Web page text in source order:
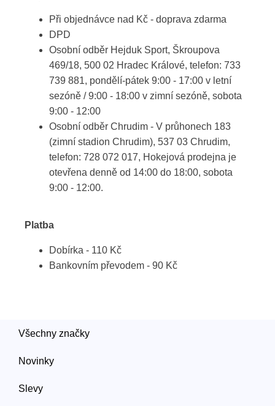
Při objednávce nad Kč - doprava zdarma
DPD
Osobní odběr Hejduk Sport, Škroupova
469/18, 500 02 Hradec Králové, telefon: 733
739 881, pondělí-pátek 9:00 - 17:00 v letní
sezóně / 9:00 - 18:00 v zimní sezóně, sobota
9:00 - 12:00
Osobní odběr Chrudim - V průhonech 183
(zimní stadion Chrudim), 537 03 Chrudim,
telefon: 728 072 017, Hokejová prodejna je
otevřena denně od 14:00 do 18:00, sobota
9:00 - 12:00.
Platba
Dobírka - 110 Kč
Bankovním převodem - 90 Kč
Všechny značky
Novinky
Slevy